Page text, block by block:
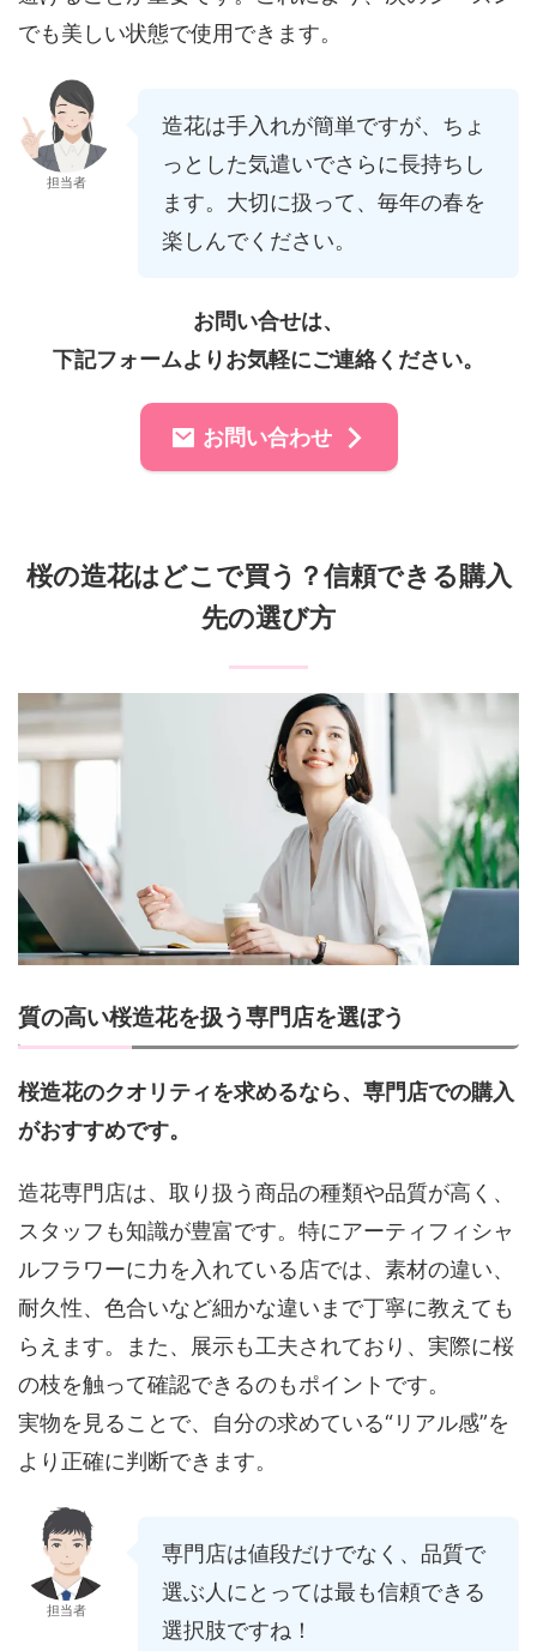
でも美しい状態で使用できます。
担当者
造花は手入れが簡単ですが、ちょ
っとした気遣いでさらに長持ちし
ます。大切に扱って、毎年の春を
楽しんでください。
お問い合せは、
下記フォームよりお気軽にご連絡ください。
お問い合わせ
桜の造花はどこで買う？信頼できる購入
先の選び方
質の高い桜造花を扱う専門店を選ぼう
桜造花のクオリティを求めるなら、専門店での購入
がおすすめです。
造花専門店は、取り扱う商品の種類や品質が高く、
スタッフも知識が豊富です。特にアーティフィシャ
ルフラワーに力を入れている店では、素材の違い、
耐久性、色合いなど細かな違いまで丁寧に教えても
らえます。また、展示も工夫されており、実際に桜
の枝を触って確認できるのもポイントです。
実物を見ることで、自分の求めている“リアル感”を
より正確に判断できます。
担当者
専門店は値段だけでなく、品質で
選ぶ人にとっては最も信頼できる
選択肢ですね！